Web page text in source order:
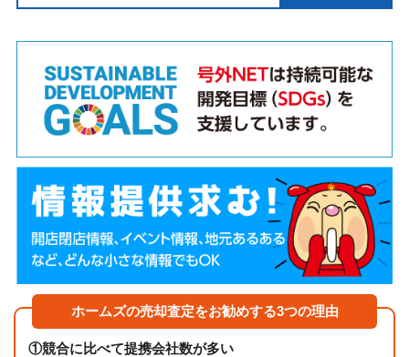
ホームズの売却査定をお勧めする3つの理由
①競合に比べて提携会社数が多い